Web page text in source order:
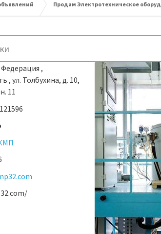
Продам Электротехническое
Федерация ,
, ул. Толбухина, д. 10,
11
121596